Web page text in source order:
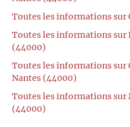
Toutes les informations sur
Toutes les informations sur
(44000)
Toutes les informations sur
Nantes (44000)
Toutes les informations sur
(44000)